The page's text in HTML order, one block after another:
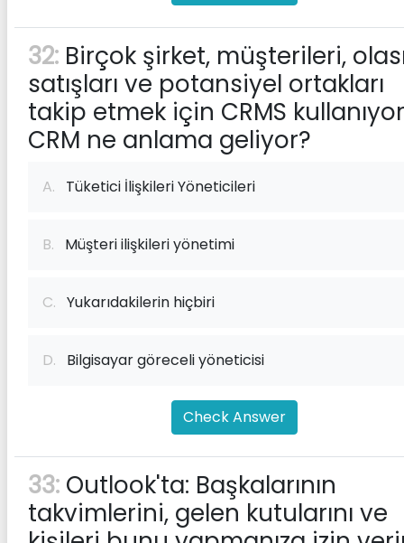
32: Birçok şirket, müşterileri,
satışları ve potansiyel ortakları
takip etmek için CRMS
CRM ne anlama geliyor?
A. Tüketici İlişkileri Yöneticileri
B. Müşteri ilişkileri yönetimi
C. Yukarıdakilerin hiçbiri
D. Bilgisayar göreceli yöneticisi
Check Answer
33: Outlook'ta: Başkalarının
takvimlerini, gelen kutularını ve